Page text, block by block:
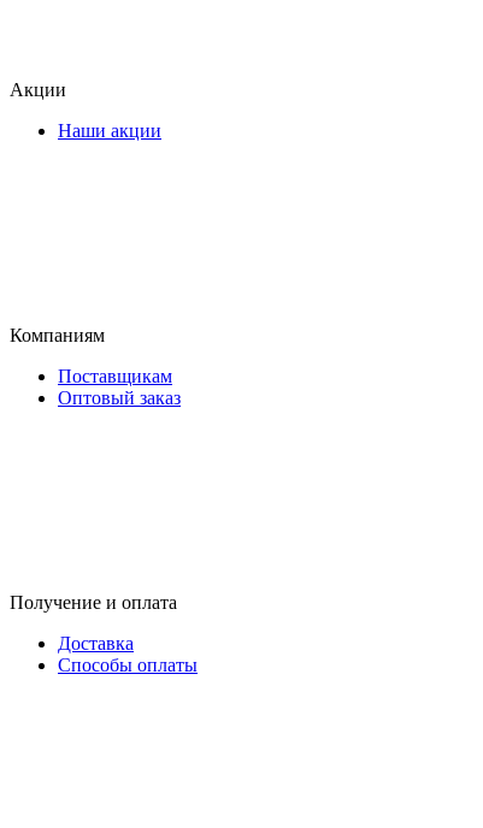
Акции
Наши акции
Компаниям
Поставщикам
Оптовый заказ
Получение и оплата
Доставка
Способы оплаты